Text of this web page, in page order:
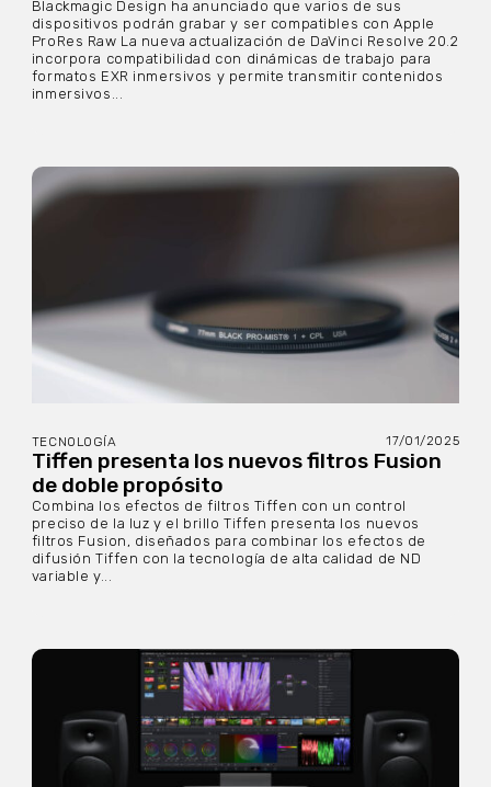
Blackmagic Design ha anunciado que varios de sus
dispositivos podrán grabar y ser compatibles con Apple
ProRes Raw La nueva actualización de DaVinci Resolve 20.2
incorpora compatibilidad con dinámicas de trabajo para
formatos EXR inmersivos y permite transmitir contenidos
inmersivos...
TECNOLOGÍA 17/01/2025
Tiffen presenta los nuevos filtros Fusion
de doble propósito
Combina los efectos de filtros Tiffen con un control
preciso de la luz y el brillo Tiffen presenta los nuevos
filtros Fusion, diseñados para combinar los efectos de
difusión Tiffen con la tecnología de alta calidad de ND
variable y...